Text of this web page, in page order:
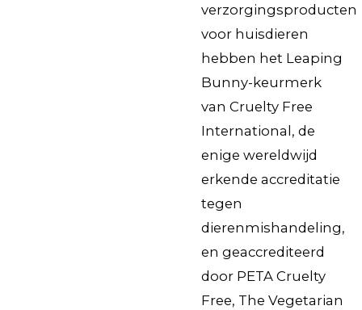
verzorgingsproducten
voor huisdieren
hebben het Leaping
Bunny-keurmerk
van Cruelty Free
International, de
enige wereldwijd
erkende accreditatie
tegen
dierenmishandeling,
en geaccrediteerd
door PETA Cruelty
Free, The Vegetarian